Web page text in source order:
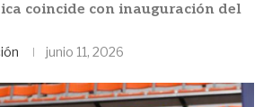
coincide con inauguración del
junio 11, 2026